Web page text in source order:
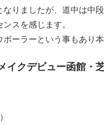
なりましたが、道中は中
スを感じます。
ボーラーという事もあり
クデビュー函館・